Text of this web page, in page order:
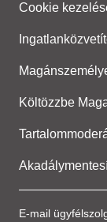
E-mail
Cookie
Költözzbe